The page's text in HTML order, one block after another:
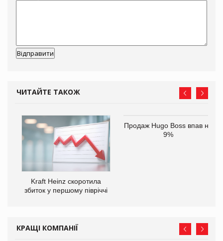
ЧИТАЙТЕ ТАКОЖ
Kraft Heinz скоротила
збиток у першому півріччі
Продаж Hugo Boss впав на
9%
КРАЩІ КОМПАНІЇ